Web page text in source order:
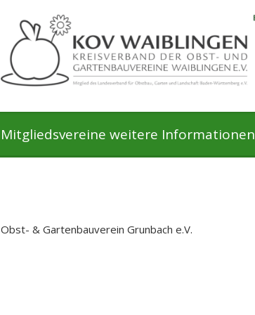
Mitgliedsvereine weitere Informationen
Obst- & Gartenbauverein Grunbach e.V.